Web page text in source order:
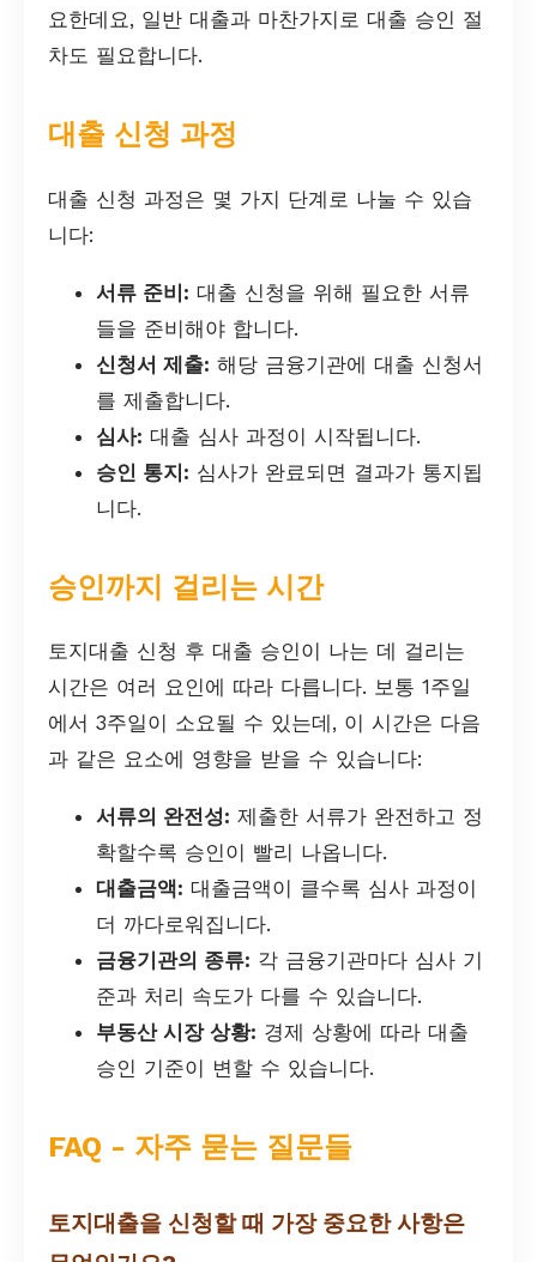
요한데요, 일반 대출과 마찬가지로 대출 승인 절
차도 필요합니다.
대출 신청 과정
대출 신청 과정은 몇 가지 단계로 나눌 수 있습
니다:
서류 준비: 대출 신청을 위해 필요한 서류
들을 준비해야 합니다.
신청서 제출: 해당 금융기관에 대출 신청서
를 제출합니다.
심사: 대출 심사 과정이 시작됩니다.
승인 통지: 심사가 완료되면 결과가 통지됩
니다.
승인까지 걸리는 시간
토지대출 신청 후 대출 승인이 나는 데 걸리는
시간은 여러 요인에 따라 다릅니다. 보통 1주일
에서 3주일이 소요될 수 있는데, 이 시간은 다음
과 같은 요소에 영향을 받을 수 있습니다:
서류의 완전성: 제출한 서류가 완전하고 정
확할수록 승인이 빨리 나옵니다.
대출금액: 대출금액이 클수록 심사 과정이
더 까다로워집니다.
금융기관의 종류: 각 금융기관마다 심사 기
준과 처리 속도가 다를 수 있습니다.
부동산 시장 상황: 경제 상황에 따라 대출
승인 기준이 변할 수 있습니다.
FAQ - 자주 묻는 질문들
토지대출을 신청할 때 가장 중요한 사항은